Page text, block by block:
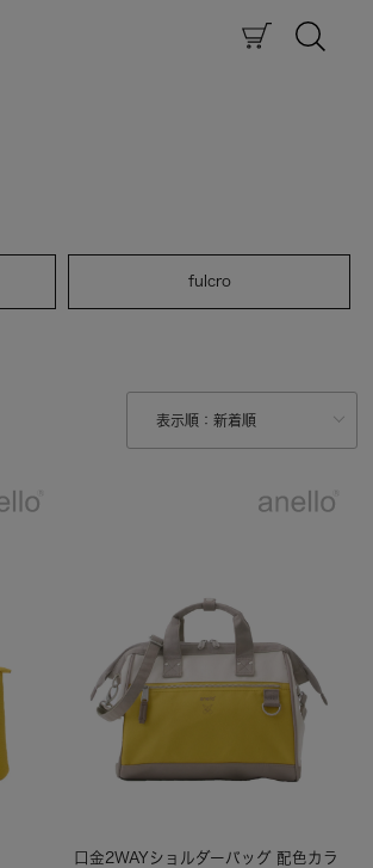
fulcro
口金2WAYショルダーバッグ 配色カラ